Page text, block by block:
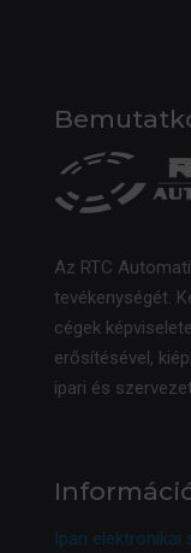
Az RTC
tevékenységét.
cégek
erősítésével,
ipari és
Ipari elektronikai